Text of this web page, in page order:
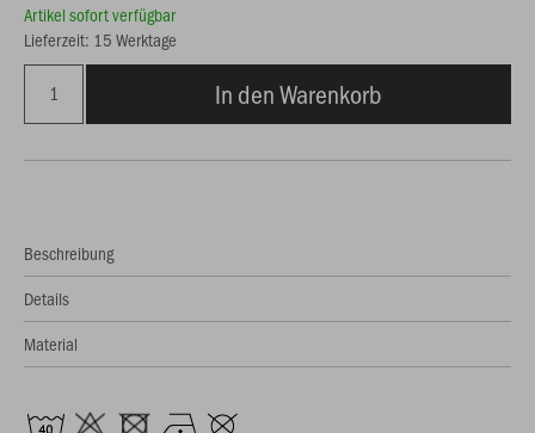
Artikel sofort verfügbar
Lieferzeit: 15 Werktage
In den Warenkorb
Beschreibung
Details
Material